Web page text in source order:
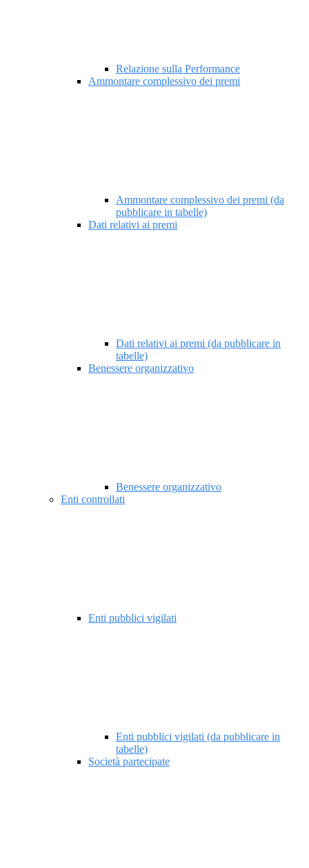
Relazione sulla Performance
Ammontare complessivo dei premi
Ammontare complessivo dei premi (da
pubblicare in tabelle)
Dati relativi ai premi
Dati relativi ai premi (da pubblicare in
tabelle)
Benessere organizzativo
Benessere organizzativo
Enti controllati
Enti pubblici vigilati
Enti pubblici vigilati (da pubblicare in
tabelle)
Società partecipate